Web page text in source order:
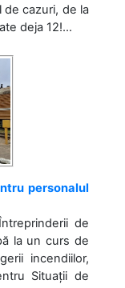
cazuri, de la
deja 12!...
personalul
de
la un curs de
incendiilor,
Situații de